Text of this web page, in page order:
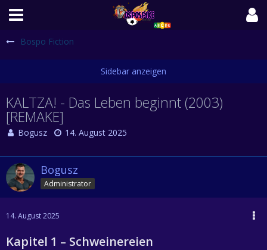
Bospo Fiction
KALTZA! - Das Leben beginnt (2003)
[REMAKE]
Bogusz 14. August 2025
Bogusz
Administrator
14. August 2025
Kapitel 1 – Schweinereien